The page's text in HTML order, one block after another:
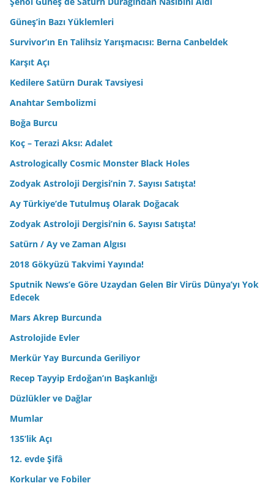
Güneş’in Bazı Yüklemleri
Survivor’ın En Talihsiz Yarışmacısı: Berna Canbeldek
Karşıt Açı
Kedilere Satürn Durak Tavsiyesi
Anahtar Sembolizmi
Boğa Burcu
Koç – Terazi Aksı: Adalet
Astrologically Cosmic Monster Black Holes
Zodyak Astroloji Dergisi’nin 7. Sayısı Satışta!
Ay Türkiye’de Tutulmuş Olarak Doğacak
Zodyak Astroloji Dergisi’nin 6. Sayısı Satışta!
Satürn / Ay ve Zaman Algısı
2018 Gökyüzü Takvimi Yayında!
Sputnik News’e Göre Uzaydan Gelen Bir Virüs Dünya’yı Yok
Edecek
Mars Akrep Burcunda
Astrolojide Evler
Merkür Yay Burcunda Geriliyor
Recep Tayyip Erdoğan’ın Başkanlığı
Düzlükler ve Dağlar
Mumlar
135’lik Açı
12. evde Şifâ
Korkular ve Fobiler